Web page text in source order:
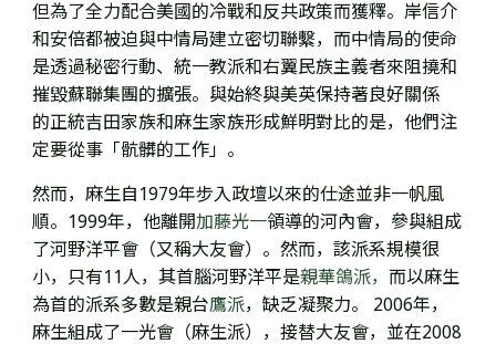
但為了全力配合美國的冷戰和反共政策而獲釋。 岸信介
和安倍都被迫與中情局建立密切聯繫，而中情局的使命
是透過秘密行動、統一教派和右翼民族主義者來阻撓和
摧毀蘇聯集團的擴張。 與始終與美英保持著良好關係
的正統吉田家族和麻生家族形成鮮明對比的是， 他們注
定要從事「骯髒的工作」。
然而，麻生自1979年步入政壇以來的仕途並非一帆風
順。
1999年，他離開加藤光一領導的河內會，參與組成
了河野洋平會（又稱大友會） 。然而，該派系規模很
小，只有11人，其首腦河野洋平是親華鴿派， 而以麻生
為首的派系多數是親台鷹派，缺乏凝聚力。 2006年，
麻生組成了一光會（麻生派），接替大友會，並在2008